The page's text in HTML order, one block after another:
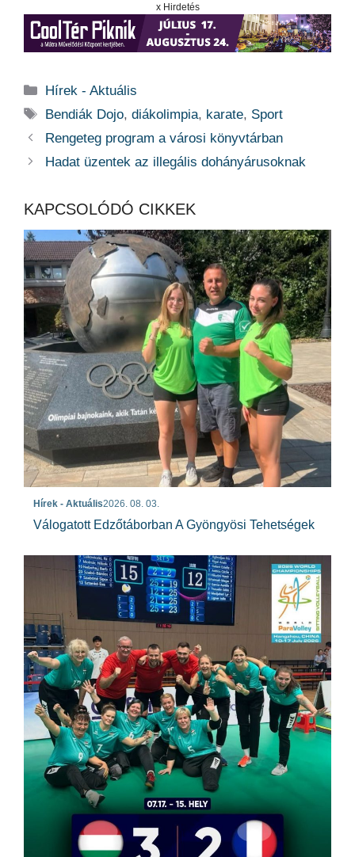
x Hirdetés
Kategória
Hírek - Aktuális
Címkék
Bendiák Dojo,diákolimpia, karate, Sport
Rengeteg program a városi könyvtárban
Hadat üzentek az illegális dohányárusoknak
KAPCSOLÓDÓ CIKKEK
Hírek - Aktuális2026. 08. 03.
Válogatott Edzőtáborban A Gyöngyösi Tehetségek